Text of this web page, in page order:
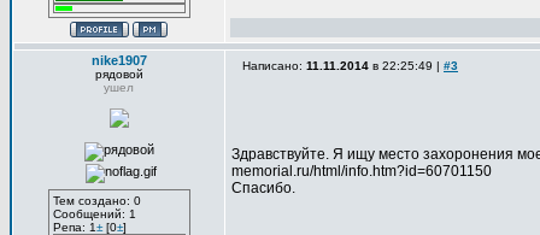
nike1907
рядовой
ушел
Тем создано: 0
Сообщений: 1
Репа: 1±[0±]
Написано: 11.11.2014 в 22:25:49 | #3
Здравствуйте. Я ищу место захоронения
memorial.ru/html/info.htm?id=60701150
Спасибо.